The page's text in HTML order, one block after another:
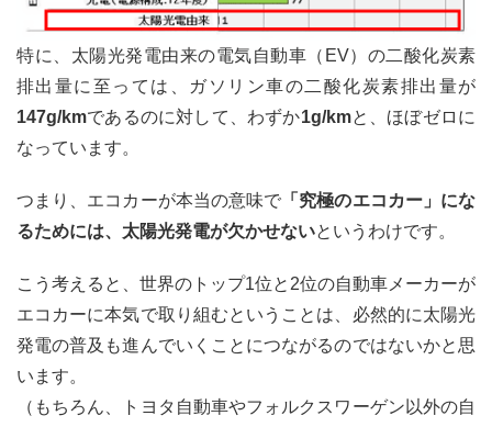
特に、太陽光発電由来の電気自動車（EV）の二酸化炭素
排出量に至っては、ガソリン車の二酸化炭素排出量が
147g/kmであるのに対して、わずか1g/kmと、ほぼゼロに
なっています。
つまり、エコカーが本当の意味で 「究極のエコカー」にな
るためには、太陽光発電が欠かせないというわけです。
こう考えると、世界のトップ1位と2位の自動車メーカーが
エコカーに本気で取り組むということは、必然的に太陽光
発電の普及も進んでいくことにつながるのではないかと思
います。
（もちろん、トヨタ自動車やフォルクスワーゲン以外の自